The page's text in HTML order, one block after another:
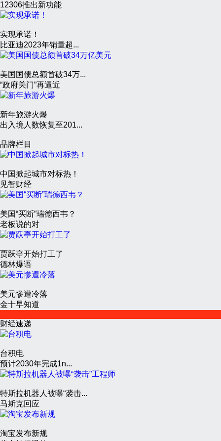
12306推出新功能
实现承诺！
比亚迪2023年销量超...
美国国债总额首破34万...
“政府关门”再逼近
新年旅游火爆
出入境人数恢复至201...
品牌栏目
中国掀起城市对标热！
见智财经
美国“买断”瑞德西韦？
老板说的对
贾跃亭开始打工了
德林爆语
美元惨遭冷落
金十早知道
财经速递
台积电
预计2030年完成1n...
特斯拉机器人被曝“袭击...
马斯克回应
淘宝发布新规